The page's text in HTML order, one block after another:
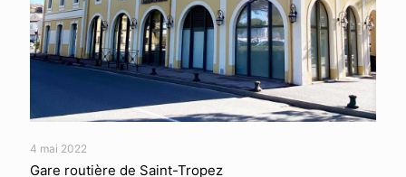
4 mai 2022
Gare routière de Saint-Tropez